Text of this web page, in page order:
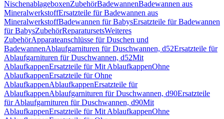
NischenablageboxenZubehörBadewannenBadewannen aus
MineralwerkstoffErsatzteile für Badewannen aus
MineralwerkstoffBadewannen für BabysErsatzteile für Badewannen
für BabysZubehörReparatursetsWeiteres
ZubehörApparateanschlüsse für Duschen und
BadewannenAblaufgarnituren für Duschwannen, d52Ersatzteile für
Ablaufgarnituren für Duschwannen, d52Mit
AblaufkappenErsatzteile für Mit AblaufkappenOhne
AblaufkappenErsatzteile für Ohne
AblaufkappenAblaufkappenErsatzteile für
AblaufkappenAblaufgarnituren für Duschwannen, d90Ersatzteile
für Ablaufgarnituren für Duschwannen, d90Mit
AblaufkappenErsatzteile für Mit AblaufkappenOhne